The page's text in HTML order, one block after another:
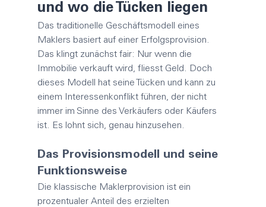
und wo die Tücken liegen
Das traditionelle Geschäftsmodell eines
Maklers basiert auf einer Erfolgsprovision.
Das klingt zunächst fair: Nur wenn die
Immobilie verkauft wird, fliesst Geld. Doch
dieses Modell hat seine Tücken und kann zu
einem Interessenkonflikt führen, der nicht
immer im Sinne des Verkäufers oder Käufers
ist. Es lohnt sich, genau hinzusehen.
Das Provisionsmodell und seine
Funktionsweise
Die klassische Maklerprovision ist ein
prozentualer Anteil des erzielten